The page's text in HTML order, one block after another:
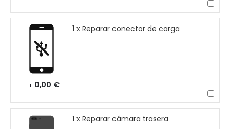
1 x Reparar conector de carga
+ 0,00 €
1 x Reparar cámara trasera